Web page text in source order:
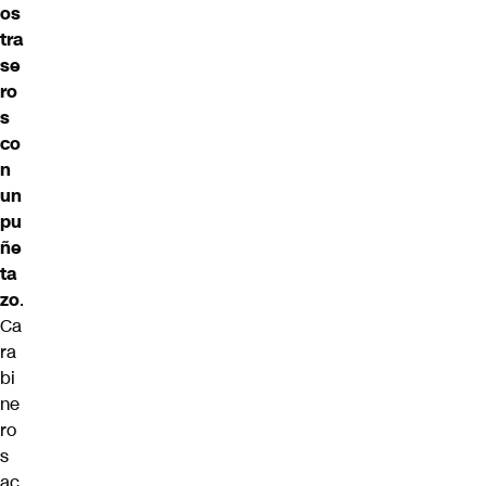
os
tra
se
ro
s
co
n
un
pu
ñe
ta
zo.
Ca
ra
bi
ne
ro
s